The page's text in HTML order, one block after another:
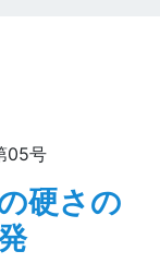
05号
硬さの